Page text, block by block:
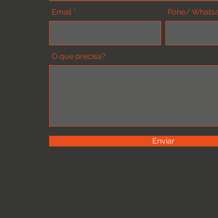
Email Fone/
O que precisa?
Enviar